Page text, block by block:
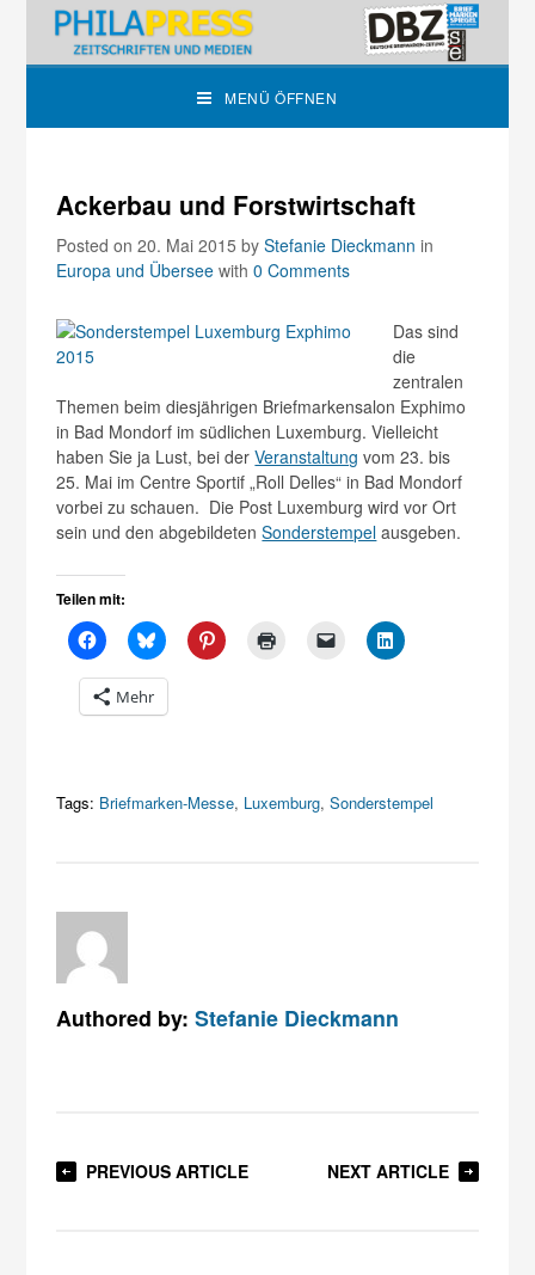
MENÜ ÖFFNEN
Ackerbau und Forstwirtschaft
Posted on 20. Mai 2015byStefanie Dieckmann in
Europa und Übersee with0 Comments
Das sind
die
zentralen
Themen beim diesjährigen Briefmarkensalon Exphimo
in Bad Mondorf im südlichen Luxemburg. Vielleicht
haben Sie ja Lust, bei derVeranstaltung vom 23. bis
25. Mai im Centre Sportif „Roll Delles“ in Bad Mondorf
vorbei zu schauen. Die Post Luxemburg wird vor Ort
sein und den abgebildetenSonderstempel ausgeben.
Teilen mit:
Mehr
Tags: Briefmarken-Messe, Luxemburg,Sonderstempel
Authored by:Stefanie Dieckmann
PREVIOUS ARTICLE NEXT ARTICLE